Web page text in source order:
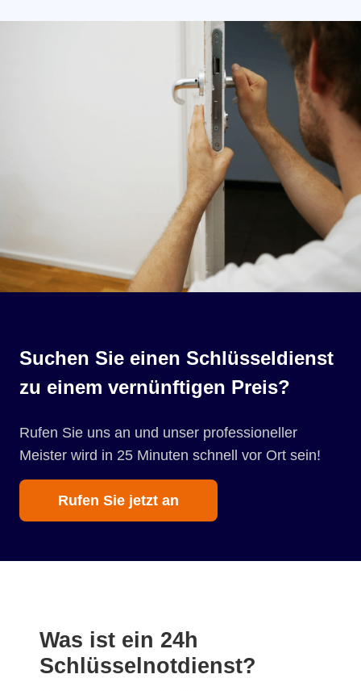
Suchen Sie einen Schlüsseldienst
zu einem vernünftigen Preis?
Rufen Sie uns an und unser professioneller
Meister wird in 25 Minuten schnell vor Ort sein!
Rufen Sie jetzt an
Was ist ein 24h
Schlüsselnotdienst?